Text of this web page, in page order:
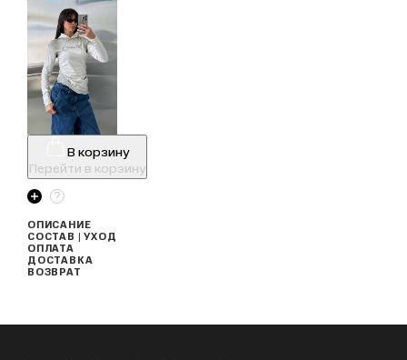
В корзину
Перейти в корзину
ОПИСАНИЕ
СОСТАВ | УХОД
ОПЛАТА
ДОСТАВКА
ВОЗВРАТ